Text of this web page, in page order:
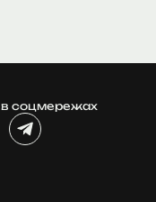
соцмережах
T
e